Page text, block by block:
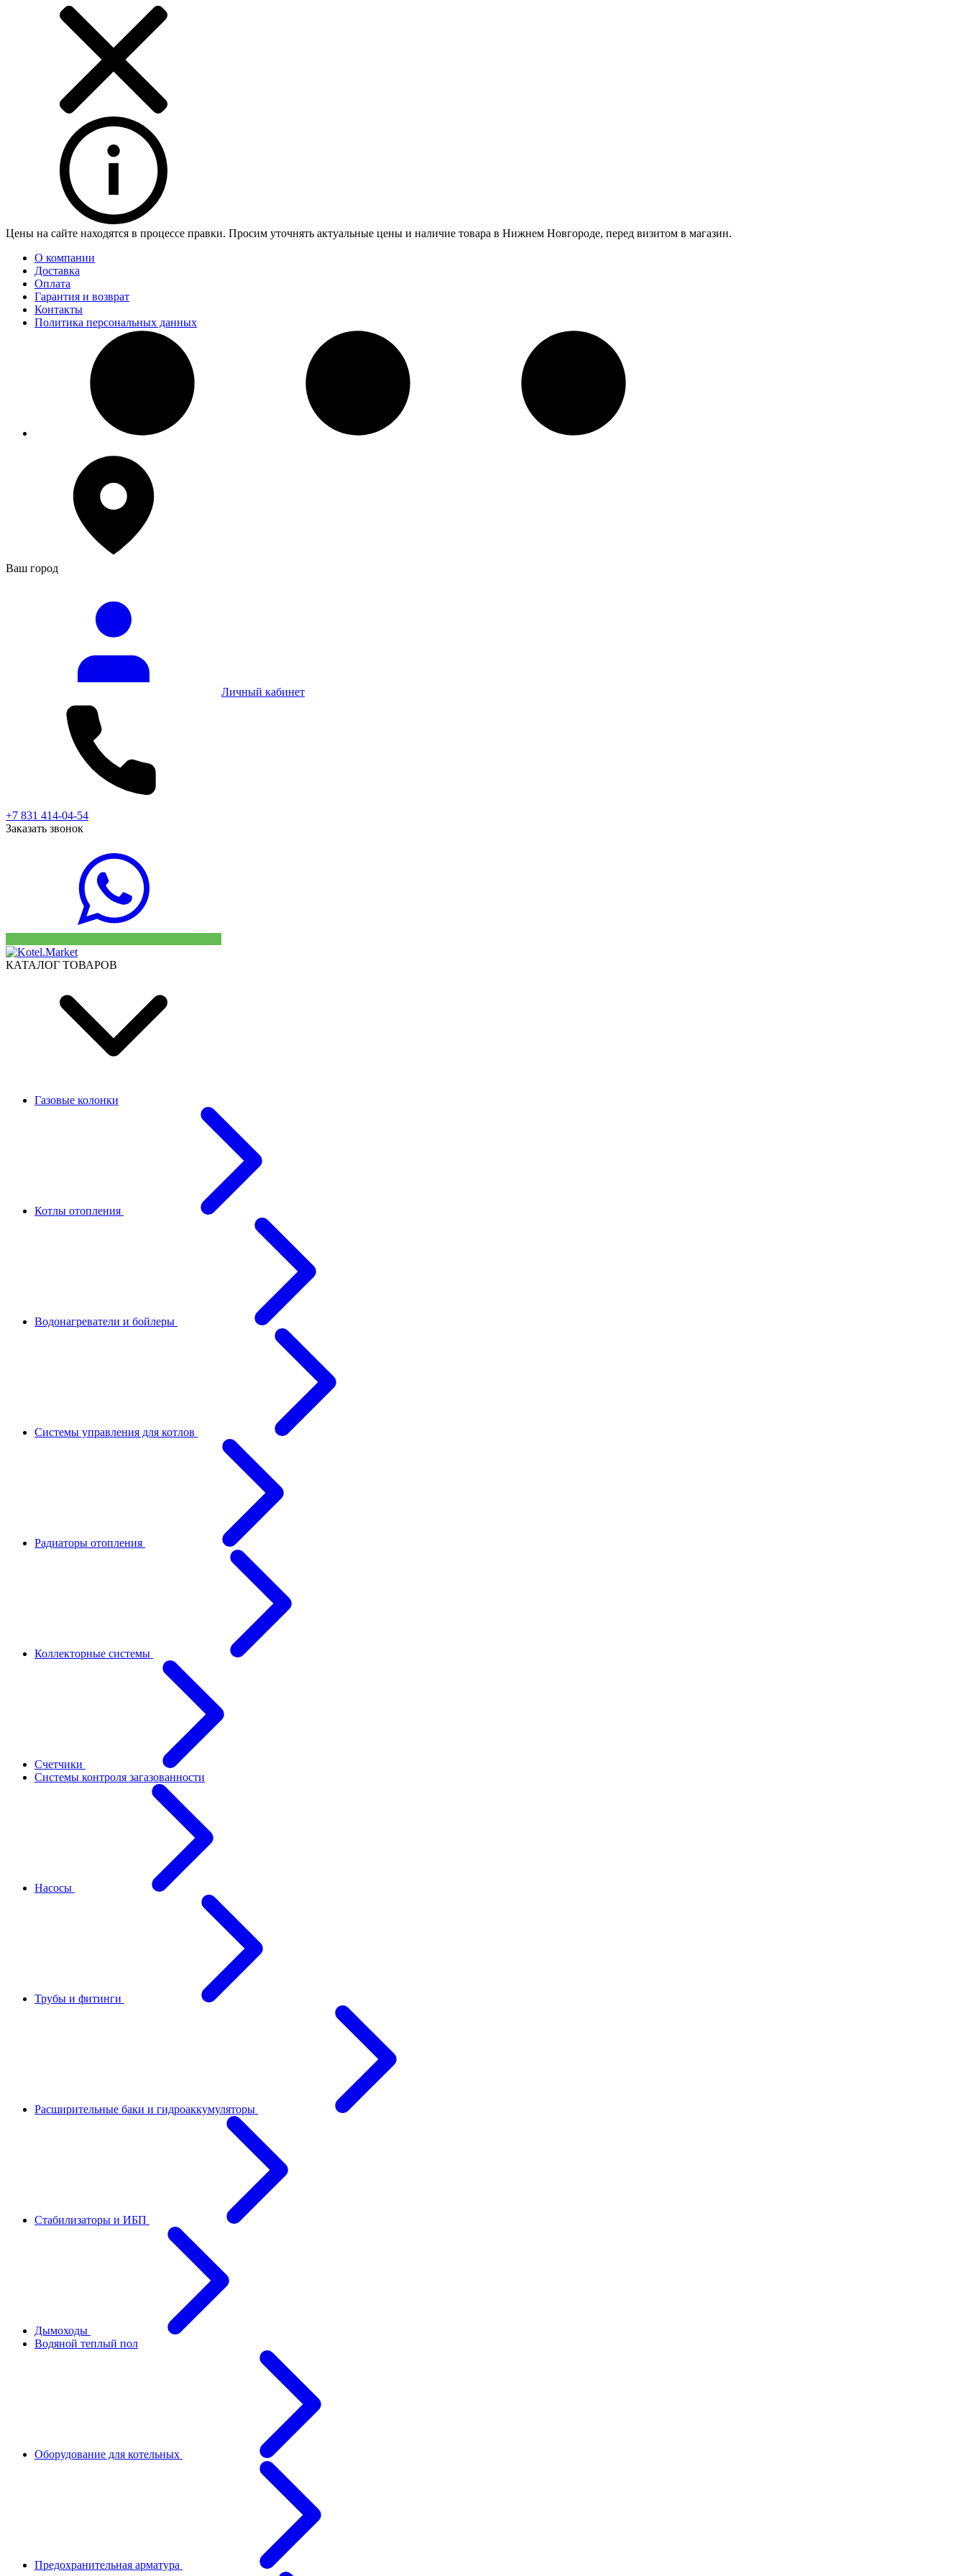
Цены на сайте находятся в процессе правки. Просим уточнять актуальные цены и наличие товара в Нижнем Новгороде, перед визитом в магазин.
О компании
Доставка
Оплата
Гарантия и возврат
Контакты
Политика персональных данных
Ваш город
Личный кабинет
+7 831 414-04-54
Заказать звонок
КАТАЛОГ ТОВАРОВ
Газовые колонки
Котлы отопления
Водонагреватели и бойлеры
Системы управления для котлов
Радиаторы отопления
Коллекторные системы
Счетчики
Системы контроля загазованности
Насосы
Трубы и фитинги
Расширительные баки и гидроаккумуляторы
Стабилизаторы и ИБП
Дымоходы
Водяной теплый пол
Оборудование для котельных
Предохранительная арматура